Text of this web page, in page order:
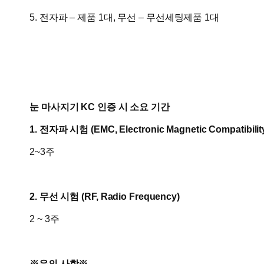
5. 전자파 – 제품 1대, 무선 – 무선세팅제품 1대
눈 마사지기 KC 인증 시 소요 기간
1. 전자파 시험 (EMC, Electronic Magnetic
2~3주
2. 무선 시험 (RF, Radio Frequency)
2 ~ 3주